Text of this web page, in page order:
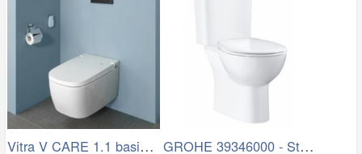
Vitra V CARE 1.1 basic bidet + wc,… GROHE 39346000 - Stojící toaleta BAU s…